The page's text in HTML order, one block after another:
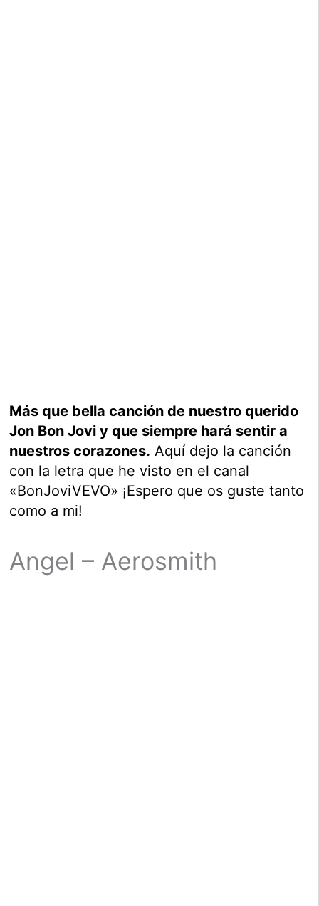
Más que bella canción de nuestro querido
Jon Bon Jovi y que siempre hará sentir a
nuestros corazones. Aquí dejo la canción
con la letra que he visto en el canal
«BonJoviVEVO» ¡Espero que os guste tanto
como a mi!
Angel – Aerosmith